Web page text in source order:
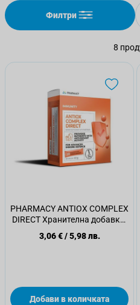
Филтри
8
PHARMACY ANTIOX COMPLEX
DIRECT Хранителна добавка,
20 сашета
3,06 €/5,98 лв.
Добави в количката